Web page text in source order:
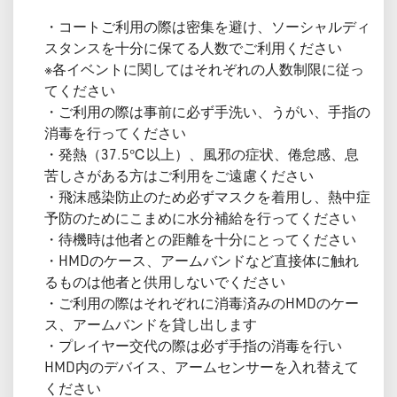
・コートご利用の際は密集を避け、ソーシャルディ
スタンスを十分に保てる人数でご利用ください
※各イベントに関してはそれぞれの人数制限に従っ
てください
・ご利用の際は事前に必ず手洗い、うがい、手指の
消毒を行ってください
・発熱（37.5℃以上）、風邪の症状、倦怠感、息
苦しさがある方はご利用をご遠慮ください
・飛沫感染防止のため必ずマスクを着用し、熱中症
予防のためにこまめに水分補給を行ってください
・待機時は他者との距離を十分にとってください
・HMDのケース、アームバンドなど直接体に触れ
るものは他者と供用しないでください
・ご利用の際はそれぞれに消毒済みのHMDのケー
ス、アームバンドを貸し出します
・プレイヤー交代の際は必ず手指の消毒を行い
HMD内のデバイス、アームセンサーを入れ替えて
ください